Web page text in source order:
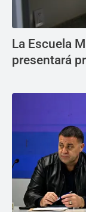
La Escuela
presentará